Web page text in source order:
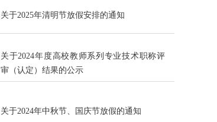
关于2025年清明节放假安排的通知
关于2024年度高校教师系列专业技术职称评
审（认定）结果的公示
关于2024年中秋节、国庆节放假的通知